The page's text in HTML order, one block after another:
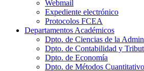
Webmail
Expediente electrónico
Protocolos FCEA
Departamentos Académicos
Dpto. de Ciencias de la
Dpto. de Contabilidad y
Dpto. de Economía
Dpto. de Métodos